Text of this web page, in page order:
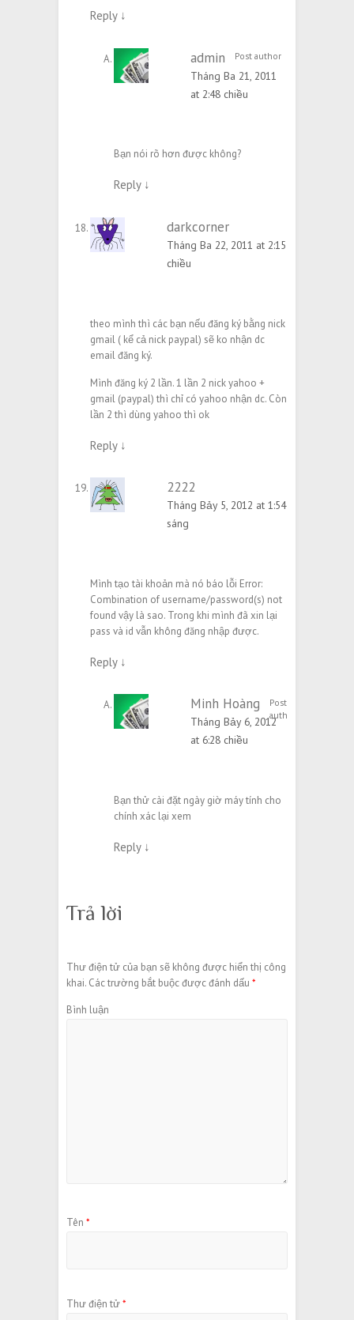
Reply ↓
admin Post author
Tháng Ba 21, 2011
at 2:48 chiều
Bạn nói rõ hơn được không?
Reply ↓
darkcorner
Tháng Ba 22, 2011 at 2:15
chiều
theo mình thì các bạn nếu đăng ký bằng nick
gmail ( kể cả nick paypal) sẽ ko nhận dc
email đăng ký.
Mình đăng ký 2 lần. 1 lần 2 nick yahoo +
gmail (paypal) thì chỉ có yahoo nhận dc. Còn
lần 2 thì dùng yahoo thì ok
Reply ↓
2222
Tháng Bảy 5, 2012 at 1:54
sáng
Mình tạo tài khoản mà nó báo lỗi Error:
Combination of username/password(s) not
found vậy là sao. Trong khi mình đã xin lại
pass và id vẫn không đăng nhập được.
Reply ↓
Minh Hoàng
Post
author
Tháng Bảy 6, 2012
at 6:28 chiều
Bạn thử cài đặt ngày giờ máy tính cho
chính xác lại xem
Reply ↓
Trả lời
Thư điện tử của bạn sẽ không được hiển thị công
khai. Các trường bắt buộc được đánh dấu *
Bình luận
Tên *
Thư điện tử*